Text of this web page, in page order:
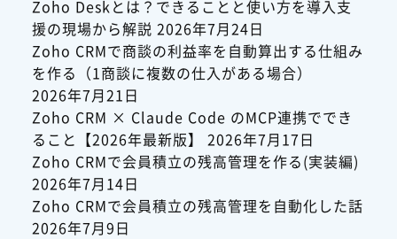
Zoho Deskとは？できることと使い方を導入支
援の現場から解説 2026年7月24日
Zoho CRMで商談の利益率を自動算出する仕組み
を作る（1商談に複数の仕入がある場合）
2026年7月21日
Zoho CRM × Claude Code のMCP連携ででき
ること【2026年最新版】
2026年7月17日
Zoho CRMで会員積立の残高管理を作る(実装編)
2026年7月14日
Zoho CRMで会員積立の残高管理を自動化した話
2026年7月9日